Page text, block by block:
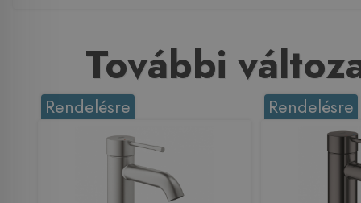
További
Rendelésre Rendelésre